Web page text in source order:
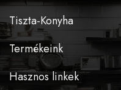
Tiszta-Konyha
Termékeink
Hasznos linkek